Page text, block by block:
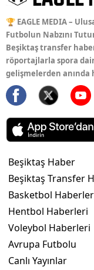
🏆 EAGLE MEDIA –
Futbolun Nabzını
Beşiktaş transfer
röportajlarla spora
gelişmelerden anında
Beşiktaş Haber
Beşiktaş Transfer
Basketbol
Hentbol Haberleri
Voleybol Haberleri
Avrupa Futbolu
Canlı Yayınlar